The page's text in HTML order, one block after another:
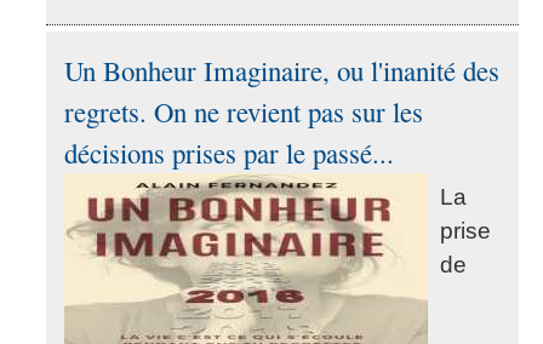
Un Bonheur Imaginaire, ou l'inanité des
regrets. On ne revient pas sur les
décisions prises par le passé...
La
prise
de